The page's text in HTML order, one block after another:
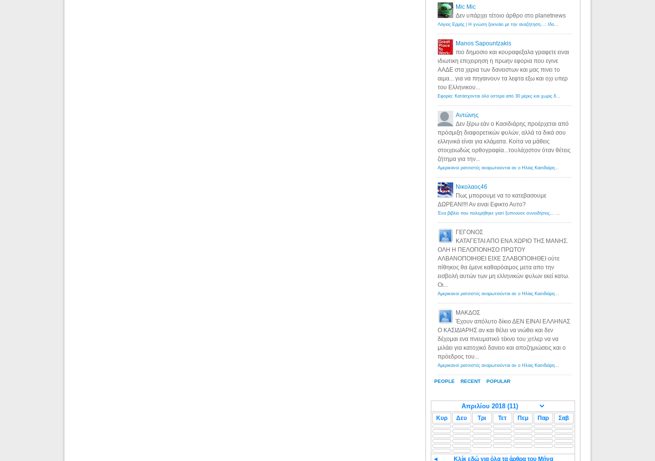
PEOPLE RECENT POPULAR
Mic Mic
Δεν υπάρχει τέτοιο άρθρο στο planetnews
Λόγιος Ερμής | Η γνώση ξεκινάει με την αναζήτηση...: Ιδού οι 18 που χρωστούν 11 δις ευρώ!
Manos Sapountzakis
πιο δημοσιο και κουραφεξαλα γραφετε ειναι
ιδιωτικη επιχειρηση η πρωην εφορια που εγινε
ΑΑΔΕ στα χερια των δανειστων και μας πινει το
αιμα... για να πηγαινουν τα λεφτα εξω και οχι υπερ
του Ελληνικου...
Εφορία: Κατάσχονται όλα ύστερα από 30 μέρες και χωρίς δικαστικές αποφάσεις - Λόγιος Ερμής
Αντώνης
Δεν ξέρω εάν ο Κασιδιάρης προέρχεται από
πρόσμιξη διαφορετικών φυλών, αλλά τα δικά σου
ελληνικά είναι για κλάματα. Κοίτα να μάθεις
στοιχειωδώς ορθογραφία...τουλάχιστον όταν θέτεις
ζήτημα για την...
Αμερικανοί ρατσιστές αναρωτιούνται αν ο Ηλίας Κασιδιάρης ανήκει στη λευκή φυλή... - Λόγιος Ερμής
Νικολαος46
Πως μπορουμε να το κατεβασουμε
ΔΩΡΕΑΝ!!!! Αν ειναι Εφικτο Αυτο?
Ένα βιβλίο που πολεμήθηκε γιατί ξυπνούσε συνειδήσεις... - Λόγιος Ερμής | Η γνώση ξεκινάει με την αναζήτηση...
ΓΕΓΟΝΟΣ
ΚΑΤΑΓΕΤΑΙ ΑΠΟ ΕΝΑ ΧΩΡΙΟ ΤΗΣ ΜΑΝΗΣ.
ΟΛΗ Η ΠΕΛΟΠΟΝΗΣΟ ΠΡΩΤΟΥ
ΑΛΒΑΝΟΠΟΙΗΘΕΙ ΕΙΧΕ ΣΛΑΒΟΠΟΙΗΘΕΙ ούτε
πίθηκος θα έμενε καθαρόαιμος μετα απο την
εισβολή αυτών των μη ελληνικών φυλων εκεί κατω.
Οι...
Αμερικανοί ρατσιστές αναρωτιούνται αν ο Ηλίας Κασιδιάρης ανήκει στη λευκή φυλή... - Λόγιος Ερμής
ΜΑΚΔΟΣ
Έχουν απόλυτο δίκιο ΔΕΝ ΕΙΝΑΙ ΕΛΛΗΝΑΣ
Ο ΚΑΣΙΔΙΑΡΗΣ αν και θέλει να νιώθει και δεν
δέχομαι ενα πνευματικό τέκνο του χιτλερ να να
μιλάει για κατοχικό δανειο και αποζημιώσεις και ο
πρόεδρος του...
Αμερικανοί ρατσιστές αναρωτιούνται αν ο Ηλίας Κασιδιάρης ανήκει στη λευκή φυλή... - Λόγιος Ερμής
Κυρ Δευ Τρι Τετ Πεμ Παρ Σαβ
◄ Κλίκ εδώ για όλα τα άρθρα του Μήνα